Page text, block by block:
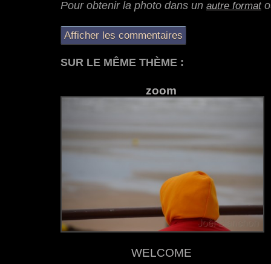
Pour obtenir la photo dans un autre format
Afficher les commentaires
SUR LE MÊME THÈME :
zoom
WELCOME